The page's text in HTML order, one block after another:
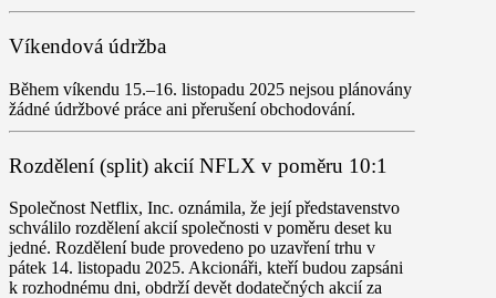
Víkendová údržba
Během víkendu 15.–16. listopadu 2025 nejsou plánovány
žádné údržbové práce ani přerušení obchodování.
Rozdělení (split) akcií NFLX v poměru 10:1
Společnost Netflix, Inc. oznámila, že její představenstvo
schválilo rozdělení akcií společnosti v poměru deset ku
jedné. Rozdělení bude provedeno po uzavření trhu v
pátek 14. listopadu 2025. Akcionáři, kteří budou zapsáni
k rozhodnému dni, obdrží devět dodatečných akcií za